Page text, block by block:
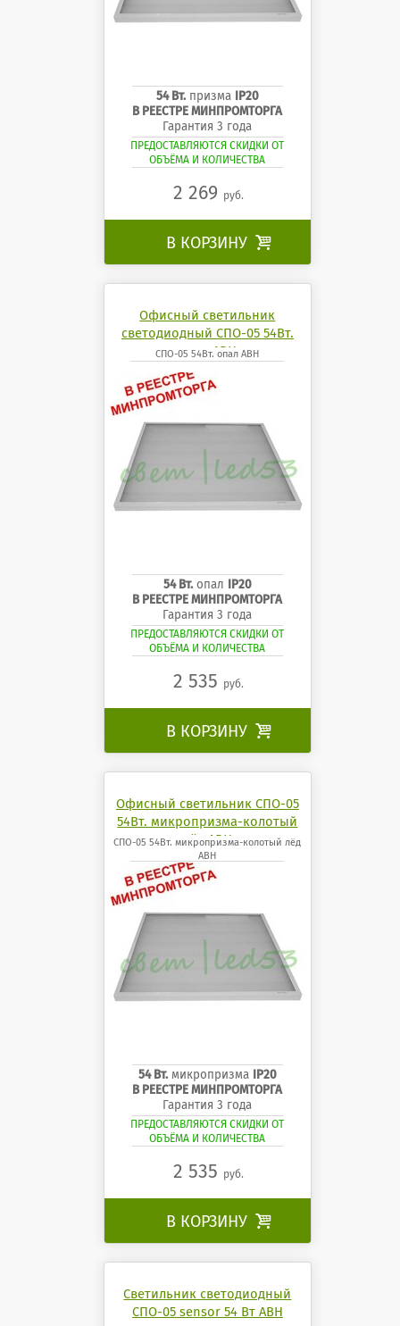
54 Вт.призма IP20
В РЕЕСТРЕ МИНПРОМТОРГА
Гарантия 3 года
ПРЕДОСТАВЛЯЮТСЯ СКИДКИ ОТ
ОБЪЁМА И КОЛИЧЕСТВА
2 269 руб.
В КОРЗИНУ 
Офисный светильник
светодиодный СПО-05 54Вт.
опал АВН
СПО-05 54Вт. опал АВН
54 Вт.опал IP20
В РЕЕСТРЕ МИНПРОМТОРГА
Гарантия 3 года
ПРЕДОСТАВЛЯЮТСЯ СКИДКИ ОТ
ОБЪЁМА И КОЛИЧЕСТВА
2 535 руб.
В КОРЗИНУ 
Офисный светильник СПО-05
54Вт. микропризма-колотый
лёд АВН
СПО-05 54Вт. микропризма-колотый лёд
АВН
54 Вт.микропризма IP20
В РЕЕСТРЕ МИНПРОМТОРГА
Гарантия 3 года
ПРЕДОСТАВЛЯЮТСЯ СКИДКИ ОТ
ОБЪЁМА И КОЛИЧЕСТВА
2 535 руб.
В КОРЗИНУ 
Светильник светодиодный
СПО-05 sensor 54 Вт АВН